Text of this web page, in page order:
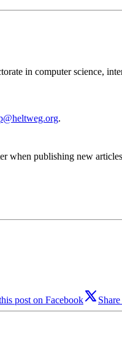
in computer science,
.
when publishing new
post on Facebook